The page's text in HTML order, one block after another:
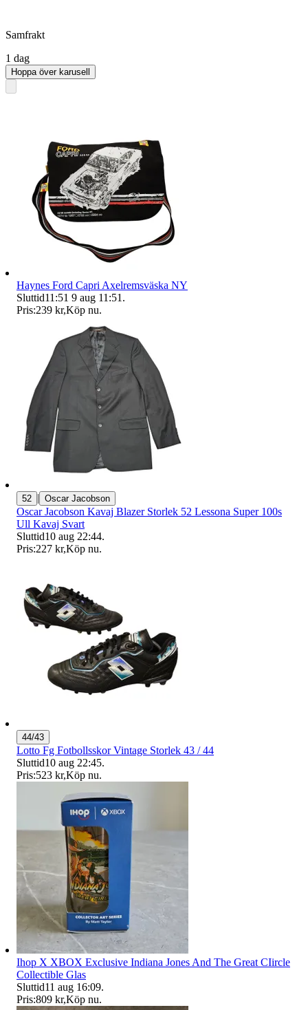
Samfrakt
1 dag
Hoppa över karusell
Haynes Ford Capri Axelremsväska NY
Sluttid11:51 9 aug 11:51 .
Pris:239 kr,Köp nu.
52 | Oscar Jacobson
Oscar Jacobson Kavaj Blazer Storlek 52 Lessona Super 100s
Ull Kavaj Svart
Sluttid10 aug 22:44.
Pris:227 kr,Köp nu.
44/43
Lotto Fg Fotbollsskor Vintage Storlek 43 / 44
Sluttid10 aug 22:45.
Pris:523 kr,Köp nu.
Ihop X XBOX Exclusive Indiana Jones And The Great CIircle
Collectible Glas
Sluttid11 aug 16:09.
Pris:809 kr,Köp nu.